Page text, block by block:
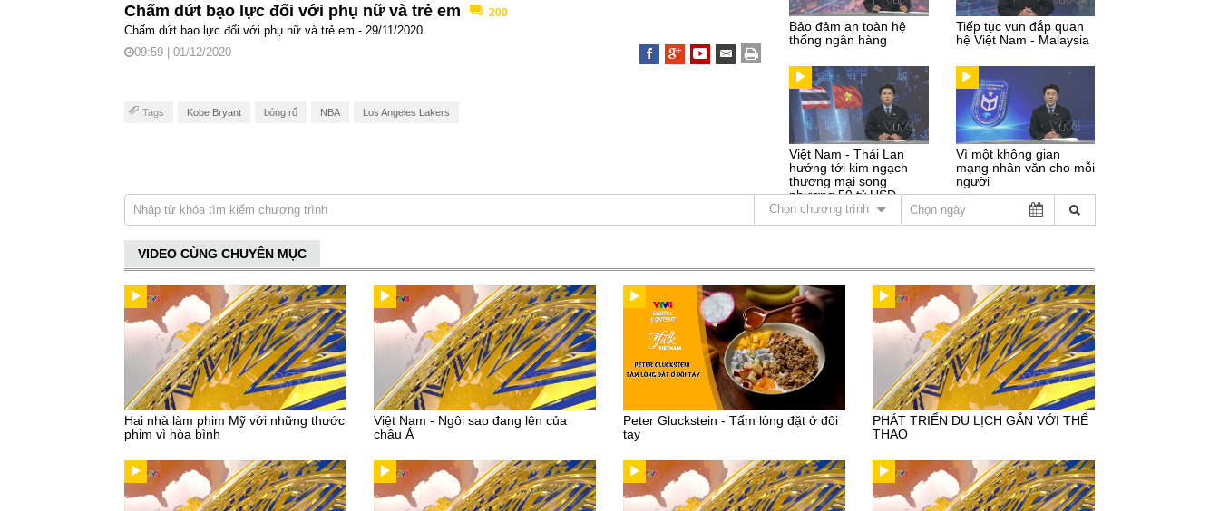
Chấm dứt bạo lực đối với phụ nữ và trẻ em 200
Chấm dứt bạo lực đối với phụ nữ và trẻ em - 29/11/2020
09:59 | 01/12/2020
Tags Kobe Bryant bóng rổ NBA Los Angeles Lakers
Bảo đảm an toàn hệ
thống ngân hàng
Tiếp tục vun đắp quan
hệ Việt Nam - Malaysia
Việt Nam - Thái Lan
hướng tới kim ngạch
thương mại song
phương 50 tỷ USD
Vì một không gian
mạng nhân văn cho mỗi
người
Chọn chương trình
VIDEO CÙNG CHUYÊN MỤC
Hai nhà làm phim Mỹ với những thước
phim vì hòa bình
Việt Nam - Ngôi sao đang lên của
châu Á
Peter Gluckstein - Tấm lòng đặt ở đôi
tay
PHÁT TRIỂN DU LỊCH GẮN VỚI THỂ
THAO